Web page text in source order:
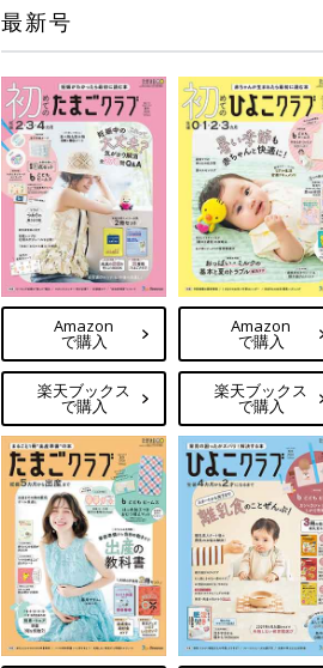
最新号
Amazon
で購入
楽天ブックス
で購入
Amazon
で購入
楽天ブックス
で購入